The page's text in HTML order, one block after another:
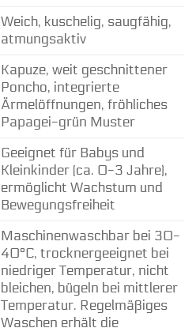
Weich, kuschelig, saugfähig,
atmungsaktiv
Kapuze, weit geschnittener
Poncho, integrierte
Ärmelöffnungen, fröhliches
Papagei-grün Muster
Geeignet für Babys und
Kleinkinder (ca. 0-3 Jahre),
ermöglicht Wachstum und
Bewegungsfreiheit
Maschinenwaschbar bei 30-
40°C, trocknergeeignet bei
niedriger Temperatur, nicht
bleichen, bügeln bei mittlerer
Temperatur. Regelmäßiges
Waschen erhält die